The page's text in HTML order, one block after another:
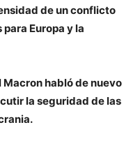
de un conflicto
Europa y la
habló de nuevo
la seguridad de las